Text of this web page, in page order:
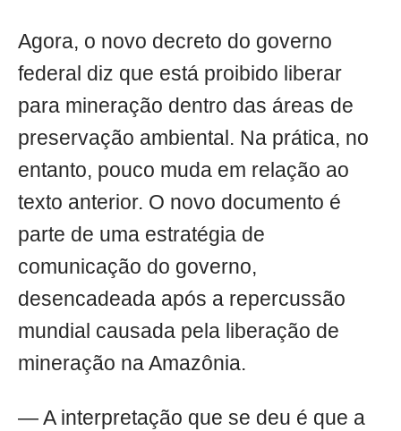
Agora, o novo decreto do governo
federal diz que está proibido liberar
para mineração dentro das áreas de
preservação ambiental. Na prática, no
entanto, pouco muda em relação ao
texto anterior. O novo documento é
parte de uma estratégia de
comunicação do governo,
desencadeada após a repercussão
mundial causada pela liberação de
mineração na Amazônia.
— A interpretação que se deu é que a